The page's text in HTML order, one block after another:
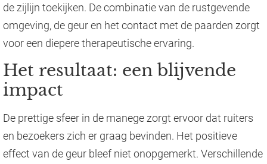
de zijlijn toekijken. De combinatie van de rustgevende
omgeving, de geur en het contact met de paarden zorgt
voor een diepere therapeutische ervaring.
Het resultaat: een blijvende
impact
De prettige sfeer in de manege zorgt ervoor dat ruiters
en bezoekers zich er graag bevinden. Het positieve
effect van de geur bleef niet onopgemerkt. Verschillende